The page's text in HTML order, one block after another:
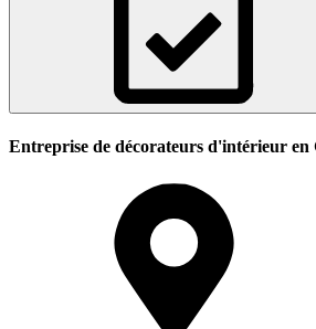
Entreprise de décorateurs d'intérieur en